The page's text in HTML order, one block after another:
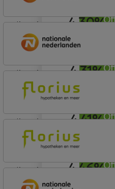
4,30%
lineair
4,31%
Nationale Nederlanden
lineair
4,41%
Nationale-
Nationale Nederlanden
lineair
4,46%
Florius
Profijt twaalf
lineair